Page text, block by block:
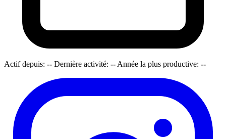
Actif depuis: -- Dernière activité: -- Année la plus productive: --